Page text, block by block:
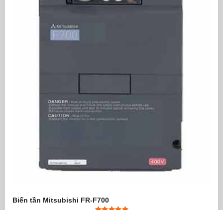
Biến tần Mitsubishi FR-F700